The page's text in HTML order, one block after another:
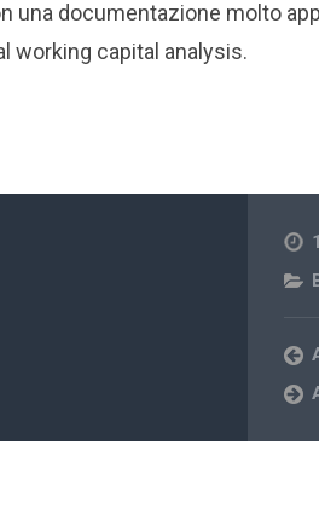
una documentazione molto
working capital analysis.